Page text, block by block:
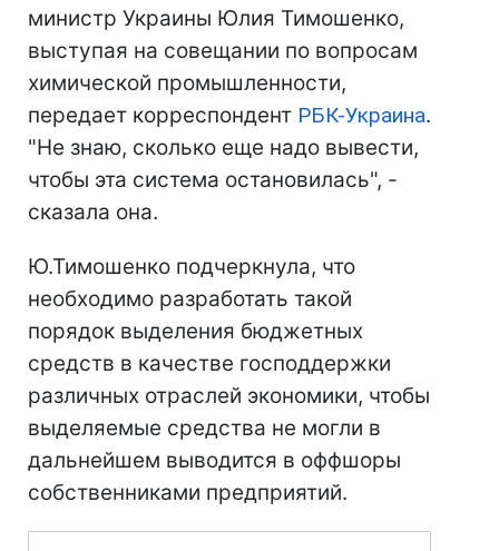
министр Украины Юлия Тимошенко,
выступая на совещании по вопросам
химической промышленности,
передает корреспондент РБК-Украина.
"Не знаю, сколько еще надо вывести,
чтобы эта система остановилась", -
сказала она.
Ю.Тимошенко подчеркнула, что
необходимо разработать такой
порядок выделения бюджетных
средств в качестве господдержки
различных отраслей экономики, чтобы
выделяемые средства не могли в
дальнейшем выводится в оффшоры
собственниками предприятий.